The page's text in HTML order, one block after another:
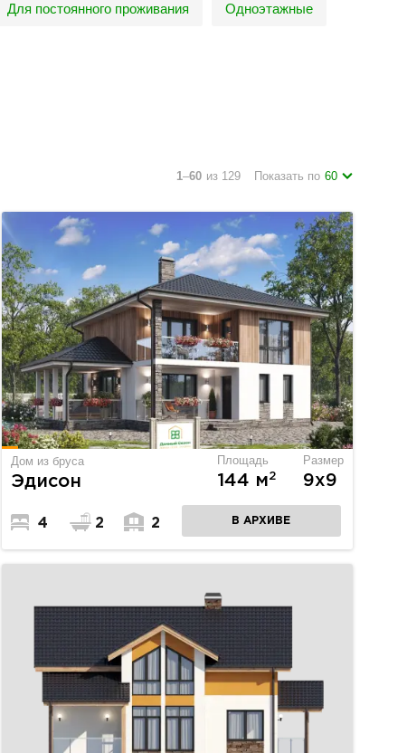
Для постоянного проживания Одноэтажные
1–60 из 129 Показать по 60
Дом из бруса
Эдисон
Площадь
144 м2
Размер
9х9
4 2 2 В АРХИВЕ